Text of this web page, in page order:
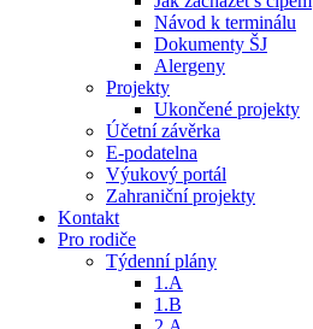
Návod k terminálu
Dokumenty ŠJ
Alergeny
Projekty
Ukončené projekty
Účetní závěrka
E-podatelna
Výukový portál
Zahraniční projekty
Kontakt
Pro rodiče
Týdenní plány
1.A
1.B